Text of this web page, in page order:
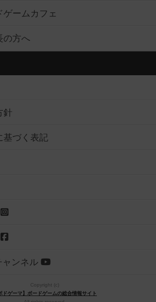
ームカフェ
の方へ
針
基づく表記
ャンネル
Copyright (c)
ドゲーマ】ボードゲームの総合情報サイト